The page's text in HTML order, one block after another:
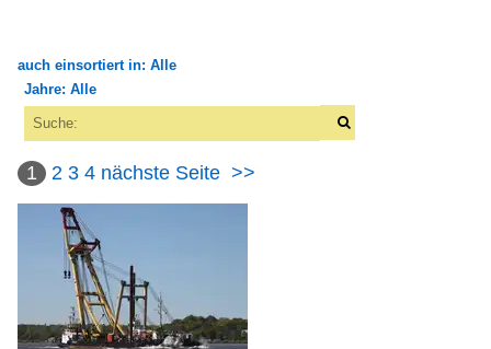
auch einsortiert in: Alle
Alle Kategorien
Antrieblose Fahrzeuge
Binnenhäfen
Deutschland
Jahre: Alle
1980
1990
1994
1 2 3 4 nächste Seite >>